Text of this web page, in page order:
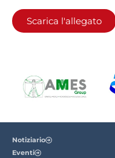
Scarica l'allegato
Notiziario
Eventi